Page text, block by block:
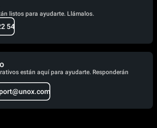
listos para ayudarte. Llámalos.
54
están aquí para ayudarte. Responderán